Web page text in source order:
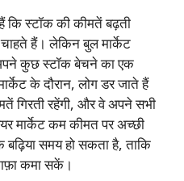
कि स्टॉक की कीमतें बढ़ती
हैं। लेकिन बुल मार्केट
कुछ स्टॉक बेचने का एक
के दौरान, लोग डर जाते हैं
गिरती रहेंगी, और वे अपने सभी
मार्केट कम कीमत पर अच्छी
समय हो सकता है, ताकि
कमा सकें।